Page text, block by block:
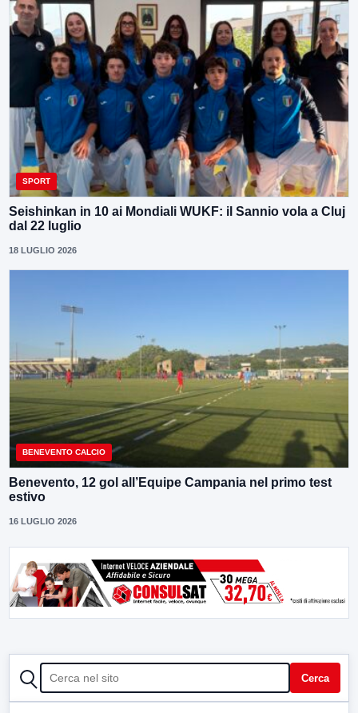
SPORT
Seishinkan in 10 ai Mondiali WUKF: il Sannio vola a Cluj
dal 22 luglio
18 LUGLIO 2026
BENEVENTO CALCIO
Benevento, 12 gol all’Equipe Campania nel primo test
estivo
16 LUGLIO 2026
CERCA Cerca